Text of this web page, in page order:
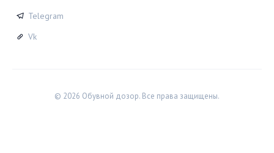
Telegram
Vk
© 2026 Обувной дозор. Все права защищены.